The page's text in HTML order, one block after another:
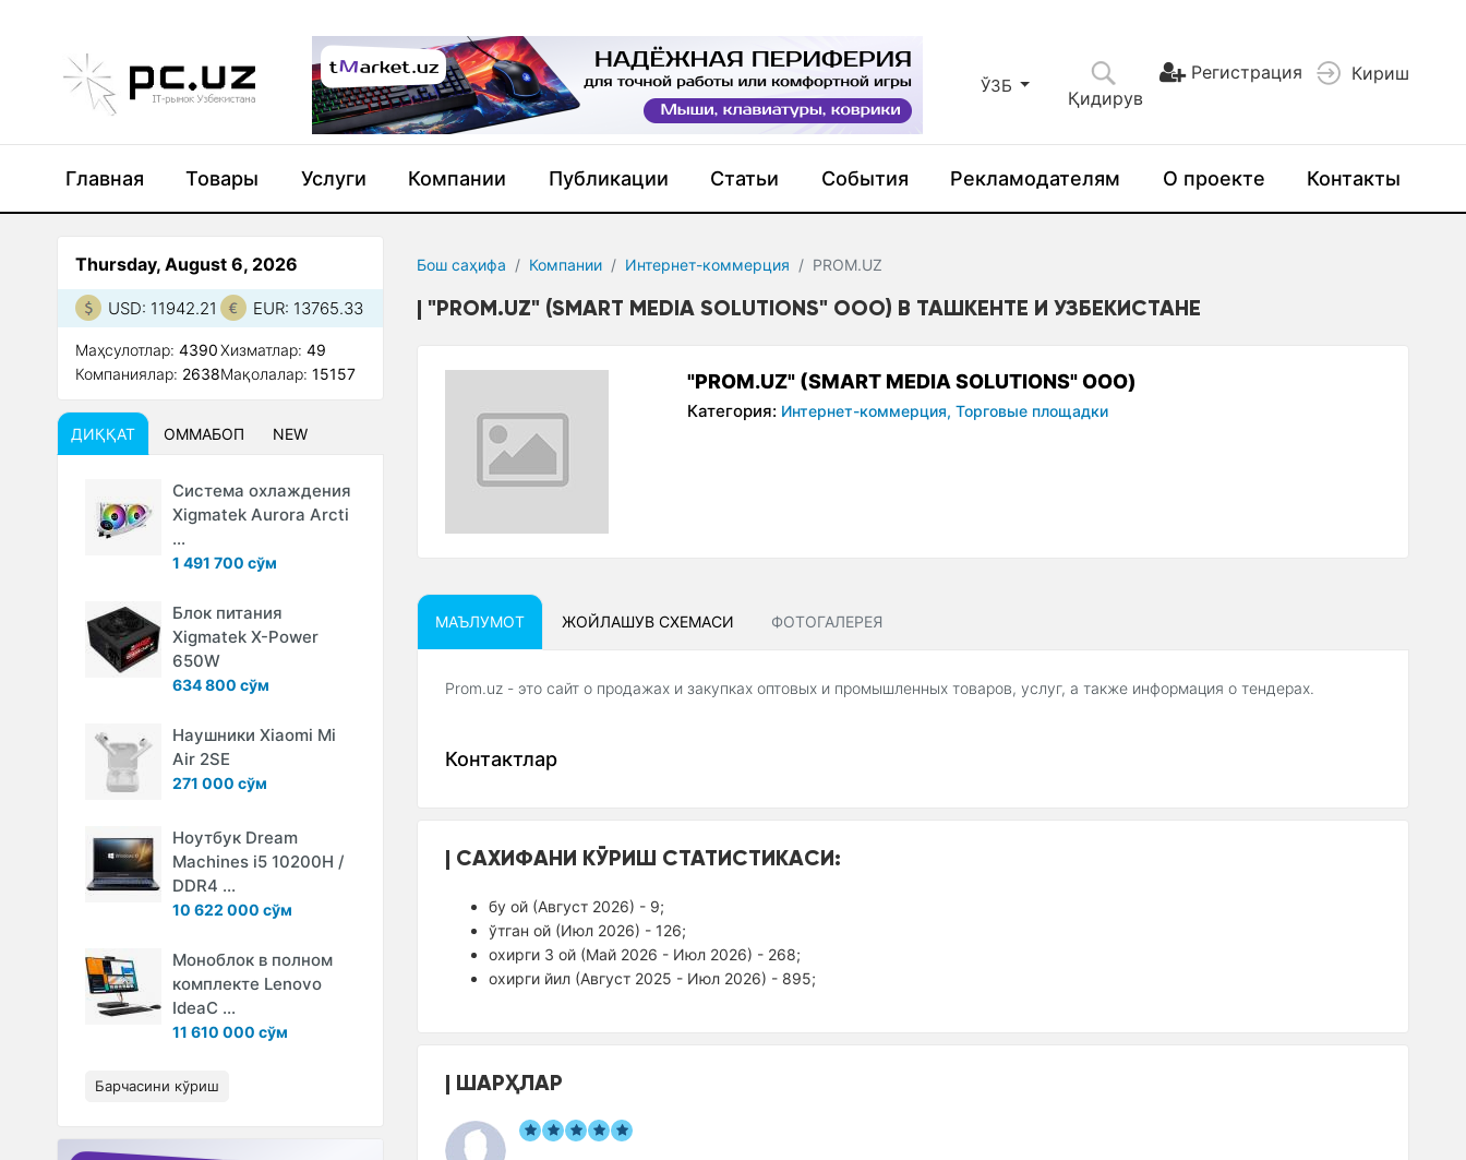
ЎЗБ
Қидирув
Регистрация Кириш
Главная Товары Услуги Компании Публикации Статьи События Рекламодателям О проекте Контакты
Бош саҳифа Компании Интернет-коммерция PROM.UZ
"PROM.UZ" (SMART MEDIA SOLUTIONS" ООО) В ТАШКЕНТЕ И УЗБЕКИСТАНЕ
"PROM.UZ" (SMART MEDIA SOLUTIONS" ООО)
Категория: Интернет-коммерция, Торговые площадки
МАЪЛУМОТ ЖОЙЛАШУВ СXЕМАСИ ФОТОГАЛЕРЕЯ
Prom.uz - это сайт о продажах и закупках оптовых и промышленных товаров, услуг, а также информация о тендерах.
Контактлар
САХИФАНИ КЎРИШ СТАТИСТИКАСИ:
бу ой (Август 2026) - 9;
ўтган ой (Июл 2026) - 126;
оxирги 3 ой (Май 2026 - Июл 2026) - 268;
оxирги йил (Август 2025 - Июл 2026) - 895;
ШАРҲЛАР
Thursday, August 6, 2026
USD: 11942.21 EUR: 13765.33
Маҳсулотлар: 4390
Компаниялар: 2638
Xизматлар:49
Мақолалар:15157
ДИҚҚАТ ОММАБОП NEW
Система охлаждения
Xigmatek Aurora Arcti
...
1 491 700 сўм
Блок питания
Xigmatek X-Power
650W
634 800 сўм
Наушники Xiaomi Mi
Air 2SE
271 000 сўм
Ноутбук Dream
Machines i5 10200H /
DDR4 ...
10 622 000 сўм
Моноблок в полном
комплекте Lenovo
IdeaC ...
11 610 000 сўм
Барчасини кўриш